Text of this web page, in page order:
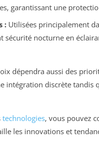
garantissant une
:Utilisées principalement
sécurité nocturne en
dépendra aussi des
intégration discrète tandis
technologies, vous pouvez
les innovations et